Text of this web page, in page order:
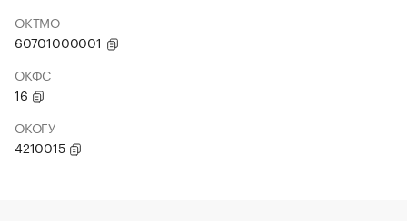
ОКТМО
60701000001
ОКФС
16
ОКОГУ
4210015